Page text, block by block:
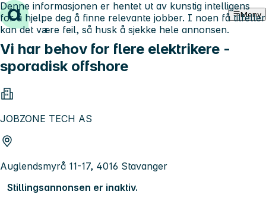
Hopp til innhold Meny
Vi har behov for flere elektrikere -
sporadisk offshore
JOBZONE TECH AS
Auglendsmyrå 11-17, 4016 Stavanger
Stillingsannonsen er inaktiv.
Denne informasjonen er hentet ut av kunstig intelligens
for å hjelpe deg å finne relevante jobber. I noen få tilfeller
kan det være feil, så husk å sjekke hele annonsen.